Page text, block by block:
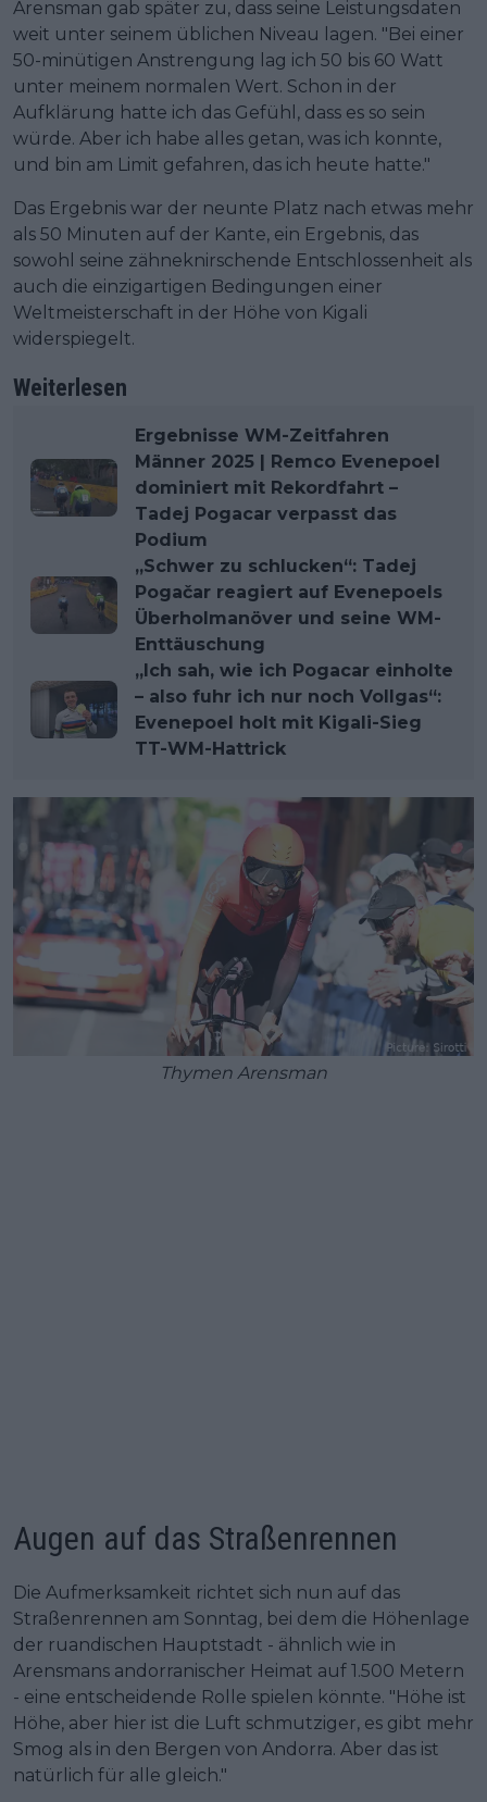
Arensman gab später zu, dass seine Leistungsdaten
weit unter seinem üblichen Niveau lagen. "Bei einer
50-minütigen Anstrengung lag ich 50 bis 60 Watt
unter meinem normalen Wert. Schon in der
Aufklärung hatte ich das Gefühl, dass es so sein
würde. Aber ich habe alles getan, was ich konnte,
und bin am Limit gefahren, das ich heute hatte."
Das Ergebnis war der neunte Platz nach etwas mehr
als 50 Minuten auf der Kante, ein Ergebnis, das
sowohl seine zähneknirschende Entschlossenheit als
auch die einzigartigen Bedingungen einer
Weltmeisterschaft in der Höhe von Kigali
widerspiegelt.
Weiterlesen
Ergebnisse WM-Zeitfahren
Männer 2025 | Remco Evenepoel
dominiert mit Rekordfahrt –
Tadej Pogacar verpasst das
Podium
„Schwer zu schlucken“: Tadej
Pogačar reagiert auf Evenepoels
Überholmanöver und seine WM-
Enttäuschung
„Ich sah, wie ich Pogacar einholte
– also fuhr ich nur noch Vollgas“:
Evenepoel holt mit Kigali-Sieg
TT-WM-Hattrick
Thymen Arensman
Augen auf das Straßenrennen
Die Aufmerksamkeit richtet sich nun auf das
Straßenrennen am Sonntag, bei dem die Höhenlage
der ruandischen Hauptstadt - ähnlich wie in
Arensmans andorranischer Heimat auf 1.500 Metern
- eine entscheidende Rolle spielen könnte. "Höhe ist
Höhe, aber hier ist die Luft schmutziger, es gibt mehr
Smog als in den Bergen von Andorra. Aber das ist
natürlich für alle gleich."